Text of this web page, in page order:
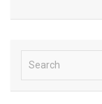
e